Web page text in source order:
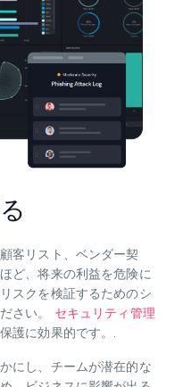
客リスト、ベンダー契
ど、将来の利益を危険に
スクを検証するためのシ
護に効果的です。.